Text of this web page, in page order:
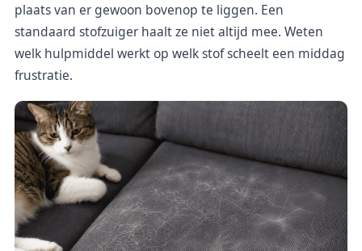
plaats van er gewoon bovenop te liggen. Een
standaard stofzuiger haalt ze niet altijd mee. Weten
welk hulpmiddel werkt op welk stof scheelt een middag
frustratie.